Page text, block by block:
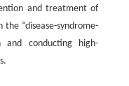
and treatment of
the “disease-syndrome-
and conducting high-